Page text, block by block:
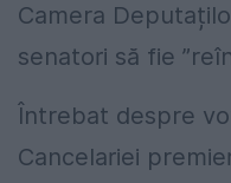
Camera
senatori să fie
Întrebat despre
Cancelariei